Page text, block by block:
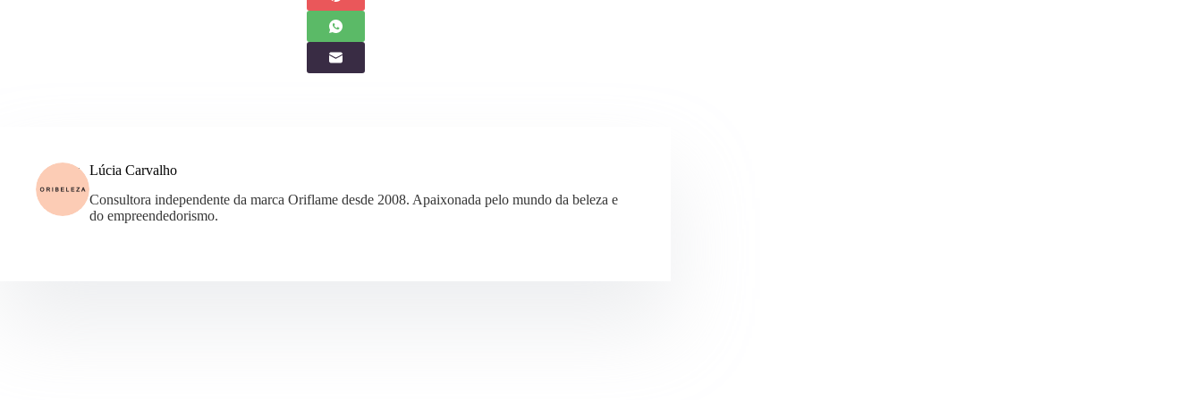
Lúcia Carvalho
Consultora independente da marca Oriflame desde 2008. Apaixonada pelo mundo da beleza e
do empreendedorismo.